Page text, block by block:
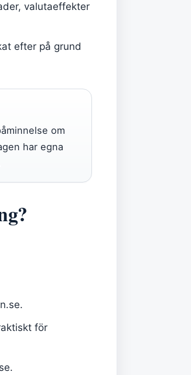
valutaeffekter
efter på grund
om
har egna
för